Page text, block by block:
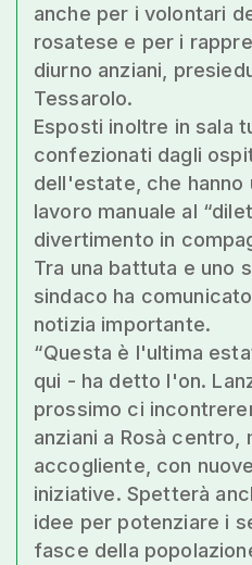
anche per i volontari
rosatese e per i
diurno anziani,
Tessarolo.
Esposti inoltre in sala
confezionati dagli
dell'estate, che hanno
lavoro manuale al
divertimento in
Tra una battuta e uno
sindaco ha
notizia importante.
“Questa è l'ultima
qui - ha detto l'on.
prossimo ci
anziani a Rosà centro,
accogliente, con
iniziative. Spetterà
idee per potenziare i
fasce della